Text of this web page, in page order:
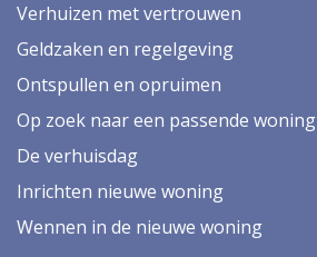
Verhuizen met vertrouwen
Geldzaken en regelgeving
Ontspullen en opruimen
Op zoek naar een passende woning
De verhuisdag
Inrichten nieuwe woning
Wennen in de nieuwe woning